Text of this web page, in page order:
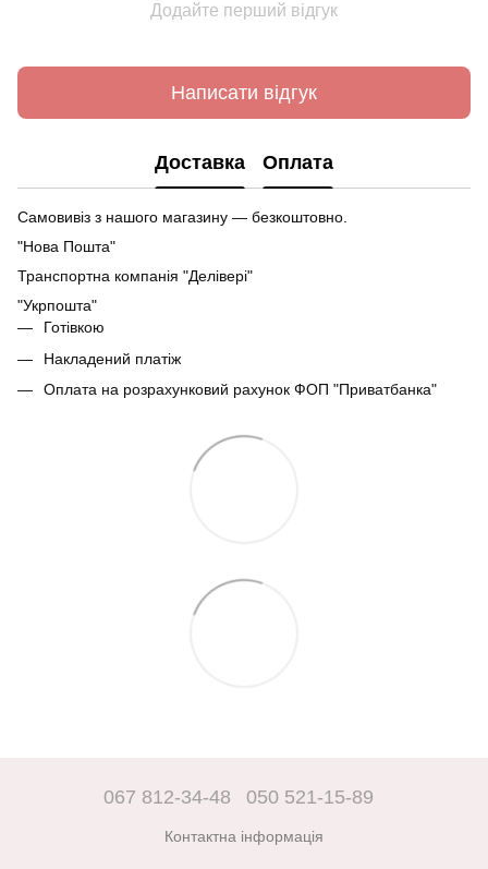
Додайте перший відгук
Написати відгук
Доставка Оплата
Самовивіз з нашого магазину — безкоштовно.
"Нова Пошта"
Транспортна компанія "Делівері"
"Укрпошта"
Готівкою
Накладений платіж
Оплата на розрахунковий рахунок ФОП "Приватбанка"
067 812-34-48 050 521-15-89
Контактна інформація